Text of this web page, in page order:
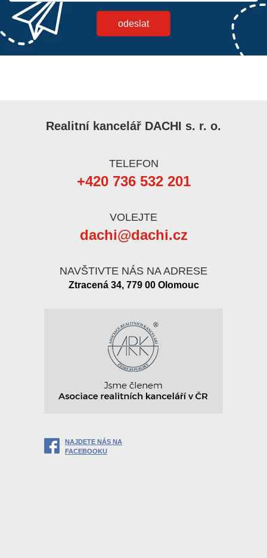
Realitní kancelář DACHI s. r. o.
TELEFON
+420 736 532 201
VOLEJTE
dachi@dachi.cz
NAVŠTIVTE NÁS NA ADRESE
Ztracená 34, 779 00 Olomouc
NAJDETE NÁS NA
FACEBOOKU